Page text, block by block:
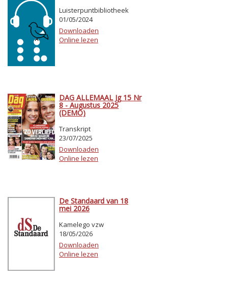
Luisterpuntbibliotheek
01/05/2024
Downloaden
Online lezen
DAG ALLEMAAL Jg 15 Nr
8 - Augustus 2025
(DEMO)
Transkript
23/07/2025
Downloaden
Online lezen
De Standaard van 18
mei 2026
Kamelego vzw
18/05/2026
Downloaden
Online lezen